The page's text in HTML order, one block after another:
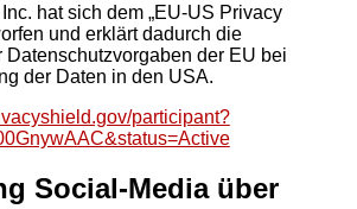
hat sich dem „EU-US Privacy
und erklärt dadurch die
Datenschutzvorgaben der EU bei
der Daten in den USA.
participant?
Social-Media über